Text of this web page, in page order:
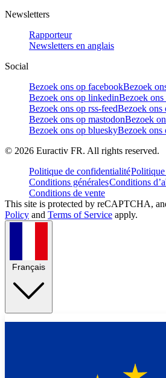
Newsletters
Rapporteur
Newsletters en anglais
Social
Bezoek ons op facebookBezoek
Bezoek ons op linkedinBezoek
Bezoek ons op rss-feedBezoek ons
Bezoek ons op mastodonBezoek
Bezoek ons op blueskyBezoek ons
© 2026 Euractiv FR. All rights reserved.
Politique de confidentialité
Conditions généralesConditions
Conditions de vente
This site is protected by reCAPTCHA,
Policy and Terms of Service apply.
Français